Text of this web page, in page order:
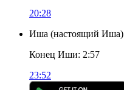
20:28
Иша (настоящий Иша)
Конец Иши: 2:57
23:52